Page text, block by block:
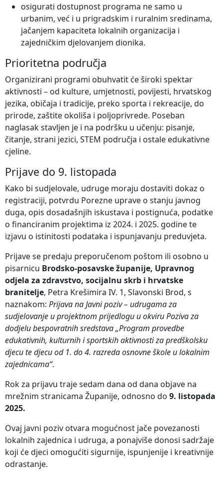
osigurati dostupnost programa ne samo u
urbanim, već i u prigradskim i ruralnim sredinama,
jačanjem kapaciteta lokalnih organizacija i
zajedničkim djelovanjem dionika.
Prioritetna područja
Organizirani programi obuhvatit će široki spektar
aktivnosti – od kulture, umjetnosti, povijesti, hrvatskog
jezika, običaja i tradicije, preko sporta i rekreacije, do
prirode, zaštite okoliša i poljoprivrede. Poseban
naglasak stavljen je i na podršku u učenju: pisanje,
čitanje, strani jezici, STEM područja i ostale edukativne
cjeline.
Prijave do 9. listopada
Kako bi sudjelovale, udruge moraju dostaviti dokaz o
registraciji, potvrdu Porezne uprave o stanju javnog
duga, opis dosadašnjih iskustava i postignuća, podatke
o financiranim projektima iz 2024. i 2025. godine te
izjavu o istinitosti podataka i ispunjavanju preduvjeta.
Prijave se predaju preporučenom poštom ili osobno u
pisarnicu Brodsko-posavske županije, Upravnog
odjela za zdravstvo, socijalnu skrb i hrvatske
branitelje, Petra Krešimira IV. 1, Slavonski Brod, s
naznakom: Prijava na Javni poziv – udrugama za
sudjelovanje u projektnom prijedlogu u okviru Poziva za
dodjelu bespovratnih sredstava „Program provedbe
edukativnih, kulturnih i sportskih aktivnosti za predškolsku
djecu te djecu od 1. do 4. razreda osnovne škole u lokalnim
zajednicama“.
Rok za prijavu traje sedam dana od dana objave na
mrežnim stranicama Županije, odnosno do 9. listopada
2025.
Ovaj javni poziv otvara mogućnost jače povezanosti
lokalnih zajednica i udruga, a ponajviše donosi sadržaje
koji će djeci omogućiti sigurnije, ispunjenije i kreativnije
odrastanje.